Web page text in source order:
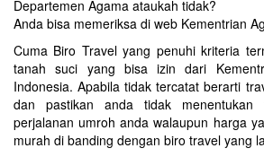
Departemen Agama ataukah tidak?
Anda bisa memeriksa di web Kementrian
Cuma Biro Travel yang penuhi kriteria
tanah suci yang bisa izin dari
Indonesia. Apabila tidak tercatat berarti
dan pastikan anda tidak
perjalanan umroh anda walaupun harga
murah di banding dengan biro travel yang